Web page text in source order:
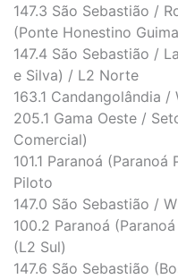
147.3 São Sebastião /
(Ponte Honestino
147.4 São Sebastião /
e Silva) / L2 Norte
163.1 Candangolândia
205.1 Gama Oeste /
Comercial)
101.1 Paranoá
Piloto
147.0 São Sebastião /
100.2 Paranoá
(L2 Sul)
147.6 São Sebastião